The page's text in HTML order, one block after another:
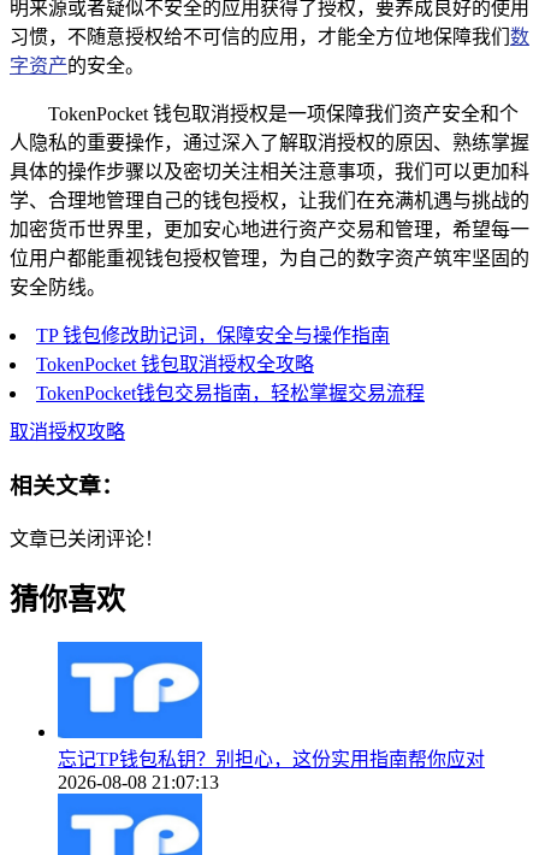
明来源或者疑似不安全的应用获得了授权，要养成良好的使用
习惯，不随意授权给不可信的应用，才能全方位地保障我们 数
字资产的安全。
TokenPocket 钱包取消授权是一项保障我们资产安全和个
人隐私的重要操作，通过深入了解取消授权的原因、熟练掌握
具体的操作步骤以及密切关注相关注意事项，我们可以更加科
学、合理地管理自己的钱包授权，让我们在充满机遇与挑战的
加密货币世界里，更加安心地进行资产交易和管理，希望每一
位用户都能重视钱包授权管理，为自己的数字资产筑牢坚固的
安全防线。
TP 钱包修改助记词，保障安全与操作指南
TokenPocket 钱包取消授权全攻略
TokenPocket钱包交易指南，轻松掌握交易流程
取消授权攻略
相关文章：
文章已关闭评论！
猜你喜欢
忘记TP钱包私钥？别担心，这份实用指南帮你应对
2026-08-08 21:07:13